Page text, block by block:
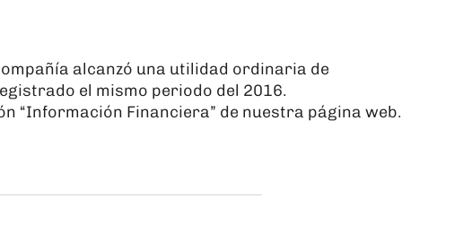
alcanzó una utilidad ordinaria de
el mismo periodo del 2016.
“Información Financiera” de nuestra página web.